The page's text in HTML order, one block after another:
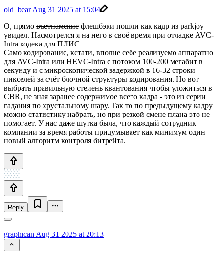
old_bearAug 31 2025 at 15:04
О, прямо въетнамские флешбэки пошли как кадр из parkjoy
увидел. Насмотрелся я на него в своё время при отладке AVC-
Intra кодека для ПЛИС...
Само кодирование, кстати, вполне себе реализуемо аппаратно
для AVC-Intra или HEVC-Intra с потоком 100-200 мегабит в
секунду и с микроскопической задержкой в 16-32 строки
пикселей за счёт блочной структуры кодирования. Но вот
выбрать правильную стеиень квантования чтобы уложиться в
CBR, не зная заранее содержимое всего кадра - это из серии
гадания по хрустальному шару. Так то по предыдущему кадру
можно статистику набрать, но при резкой смене плана это не
помогает. У нас даже шутка была, что каждый сотрудник
компании за время работы придумывает как минимум один
новый алгоритм контроля битрейта.
Reply
graphican Aug 31 2025 at 20:13